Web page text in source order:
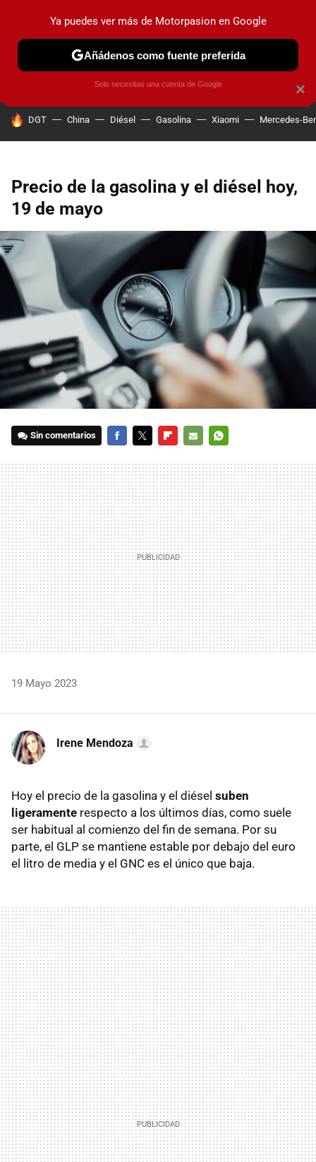
PRUEBAS COCHES ELÉCTRICOS OBSERVATORIO
HOY SE HABLA DE
DGT China Diésel Gasolina Xiaomi Mercedes-
Precio de la gasolina y el diésel hoy,
19 de mayo
Sin comentarios
MAIL
19 Mayo 2023
Irene Mendoza
Hoy el precio de la gasolina y el diésel suben
ligeramente respecto a los últimos días, como suele
ser habitual al comienzo del fin de semana. Por su
parte, el GLP se mantiene estable por debajo del euro
el litro de media y el GNC es el único que baja.
×
Ya puedes ver más de Motorpasion en Google
Añádenos como fuente preferida
Solo necesitas una cuenta de Google